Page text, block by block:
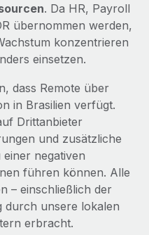
. Da HR, Payroll
übernommen werden,
konzentrieren
einsetzen.
dass Remote über
in Brasilien verfügt.
Drittanbieter
und zusätzliche
negativen
führen können. Alle
– einschließlich der
durch unsere lokalen
erbracht.